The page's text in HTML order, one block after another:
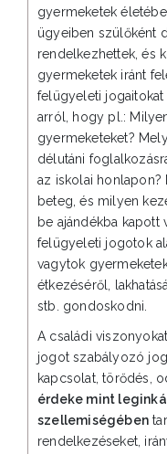
gyermeketek
ügyeiben szülőként
rendelkezhettek, és
gyermeketek iránt
felügyeleti
arról, hogy pl.:
gyermeketeket?
délutáni
az iskolai honlapon?
beteg, és milyen
be ajándékba kapott
felügyeleti jogotok
vagytok
étkezéséről,
stb. gondoskodni.
A családi
jogot szabályozó
kapcsolat, törődés,
érdeke mint
szellemiségében
rendelkezéseket,